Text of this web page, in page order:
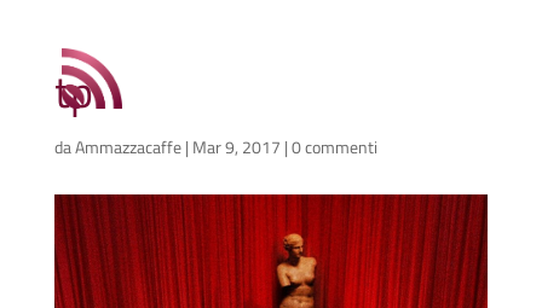
tp
daAmmazzacaffe| Mar 9, 2017 |0 commenti